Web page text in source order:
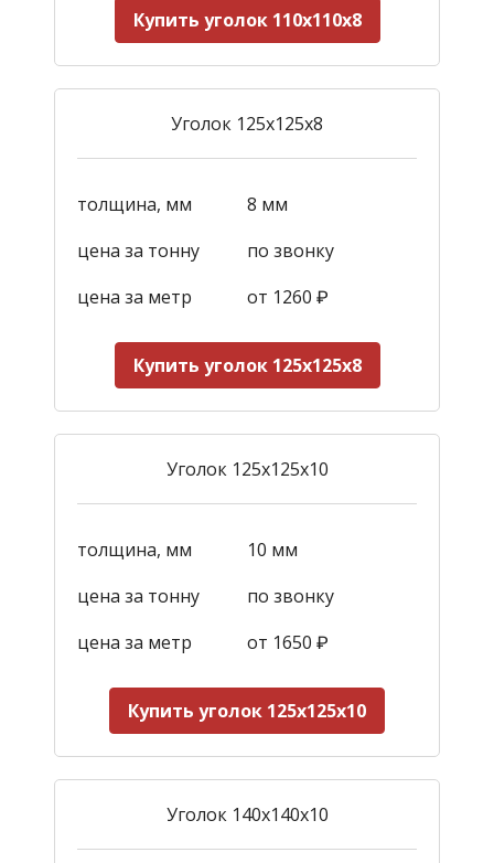
Купить уголок 110х110х8
Уголок 125х125х8
толщина, мм
8 мм
цена за тонну
по звонку
цена за метр
от 1260 ₽
Купить уголок 125х125х8
Уголок 125х125х10
толщина, мм
10 мм
цена за тонну
по звонку
цена за метр
от 1650 ₽
Купить уголок 125х125х10
Уголок 140х140х10